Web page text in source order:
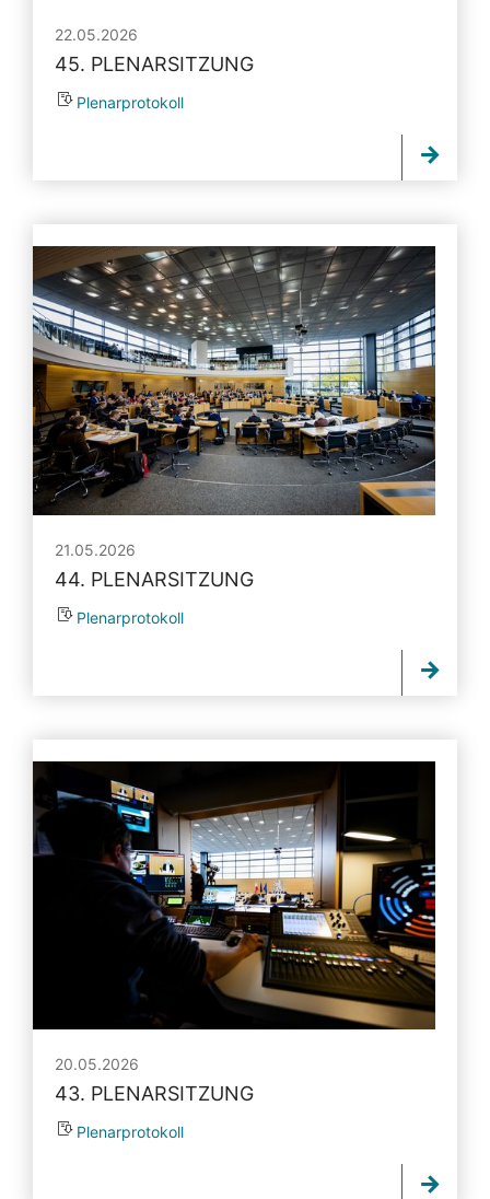
22.05.2026
45. PLENARSITZUNG
Plenarprotokoll
21.05.2026
44. PLENARSITZUNG
Plenarprotokoll
20.05.2026
43. PLENARSITZUNG
Plenarprotokoll